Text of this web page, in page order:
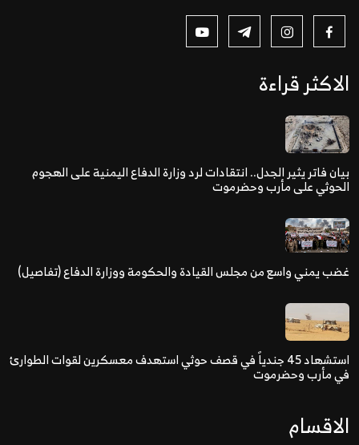
الاكثر قراءة
بيان فاتر يثير الجدل.. انتقادات لرد وزارة الدفاع اليمنية على الهجوم
الحوثي على مأرب وحضرموت
غضب يمني واسع من مجلس القيادة والحكومة ووزارة الدفاع (تفاصيل)
استشهاد 45 جندياً في قصف حوثي استهدف معسكرين لقوات الطوارئ
في مأرب وحضرموت
الاقسام